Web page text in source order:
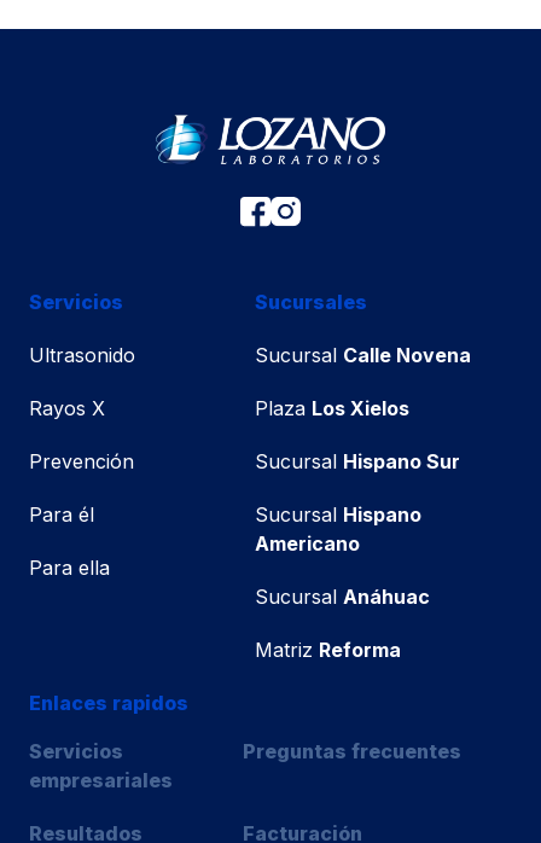
Servicios
Ultrasonido
Rayos X
Prevención
Para él
Para ella
Sucursales
Sucursal Calle Novena
Plaza Los Xielos
Sucursal Hispano Sur
Sucursal Hispano
Americano
Sucursal Anáhuac
Matriz Reforma
Enlaces rapidos
Servicios
empresariales
Preguntas frecuentes
Resultados Facturación